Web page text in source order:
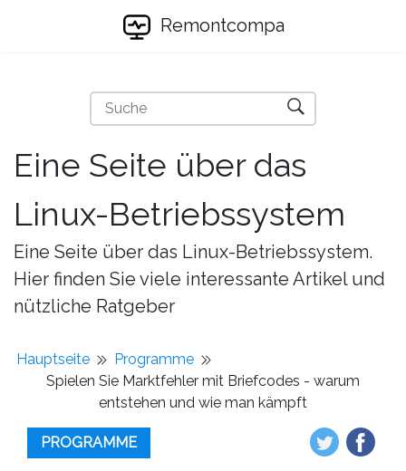
Remontcompa
Eine Seite über das
Linux-Betriebssystem
Eine Seite über das Linux-Betriebssystem.
Hier finden Sie viele interessante Artikel und
nützliche Ratgeber
Hauptseite
Programme
Spielen Sie Marktfehler mit Briefcodes - warum
entstehen und wie man kämpft
PROGRAMME